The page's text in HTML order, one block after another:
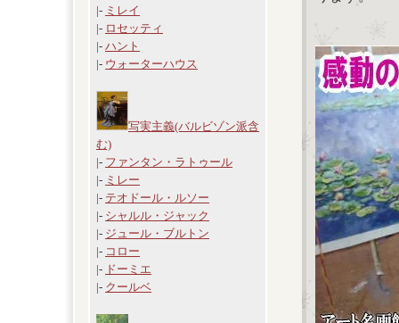
|- ミレイ
|- ロセッティ
|- ハント
|- ウォーターハウス
写実主義(バルビゾン派含
む)
|- ファンタン・ラトゥール
|- ミレー
|- テオドール・ルソー
|- シャルル・ジャック
|- ジュール・ブルトン
|- コロー
|- ドーミエ
|- クールベ